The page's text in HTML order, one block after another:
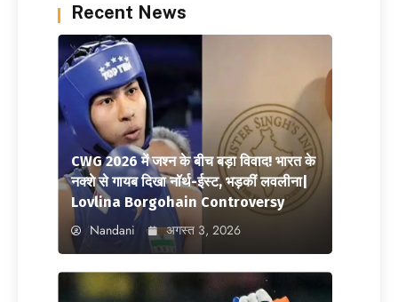
Recent News
CWG 2026 में जश्न के बीच बड़ा विवाद! भारत के
नक्शे से गायब दिखा नॉर्थ-ईस्ट, भड़कीं लवलीना|
Lovlina Borgohain Controversy
Nandani अगस्त 3, 2026